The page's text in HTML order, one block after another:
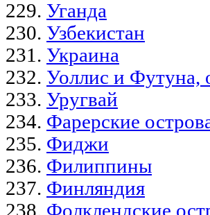
Уганда
Узбекистан
Украина
Уоллис и Футуна,
Уругвай
Фарерские
Фиджи
Филиппины
Финляндия